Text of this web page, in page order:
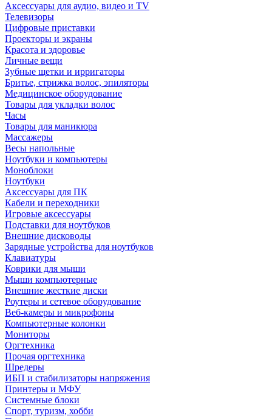
Аксессуары для аудио, видео и TV
Телевизоры
Цифровые приставки
Проекторы и экраны
Красота и здоровье
Личные вещи
Зубные щетки и ирригаторы
Бритье, стрижка волос, эпиляторы
Медицинское оборудование
Товары для укладки волос
Часы
Товары для маникюра
Массажеры
Весы напольные
Ноутбуки и компьютеры
Моноблоки
Ноутбуки
Аксессуары для ПК
Кабели и переходники
Игровые аксессуары
Подставки для ноутбуков
Внешние дисководы
Зарядные устройства для ноутбуков
Клавиатуры
Коврики для мыши
Мыши компьютерные
Внешние жесткие диски
Роутеры и сетевое оборудование
Веб-камеры и микрофоны
Компьютерные колонки
Мониторы
Оргтехника
Прочая оргтехника
Шредеры
ИБП и стабилизаторы напряжения
Принтеры и МФУ
Системные блоки
Спорт, туризм, хобби